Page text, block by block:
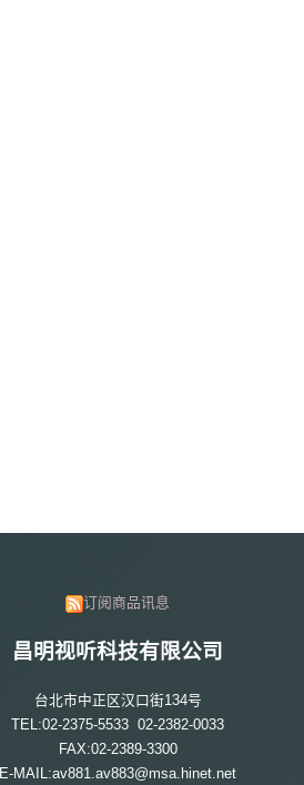
订阅商品讯息
昌明视听科技有限公司
台北市中正区汉口街134号
TEL:02-2375-5533 02-2382-0033
FAX:02-2389-3300
E-MAIL:av881.av883@msa.hinet.net